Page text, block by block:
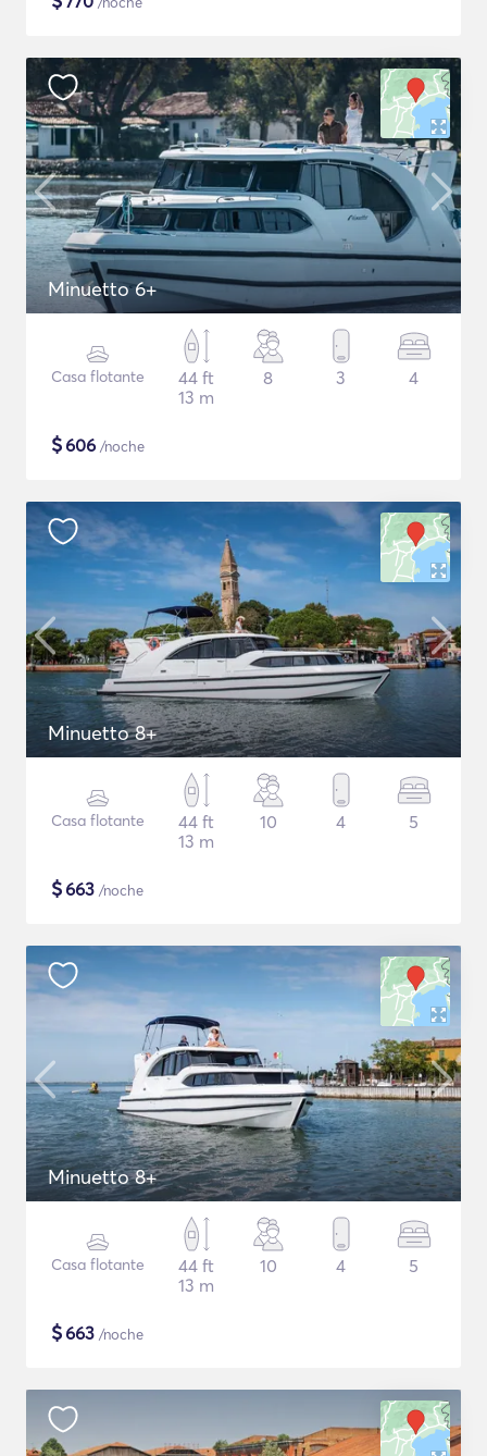
Minuetto 6+
Casa flotante
44 ft
13 m
8 3 4
$606 /noche
Minuetto 8+
Casa flotante
44 ft
13 m
10 4 5
$663 /noche
Minuetto 8+
Casa flotante
44 ft
13 m
10 4 5
$663 /noche